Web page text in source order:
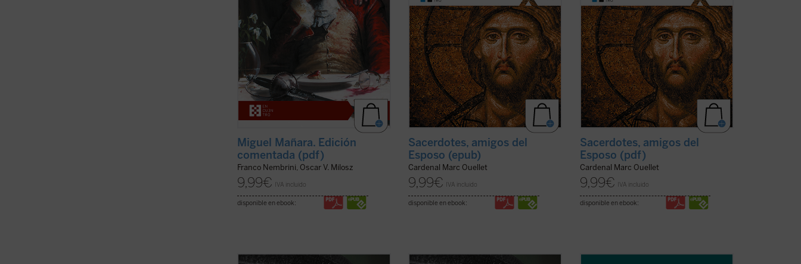
Miguel Mañara. Edición
comentada (pdf)
Franco Nembrini, Oscar V. Milosz
9,99€ IVA incluido
disponible en ebook:
Sacerdotes, amigos del
Esposo (epub)
Cardenal Marc Ouellet
9,99€ IVA incluido
disponible en ebook:
Sacerdotes, amigos del
Esposo (pdf)
Cardenal Marc Ouellet
9,99€ IVA incluido
disponible en ebook: